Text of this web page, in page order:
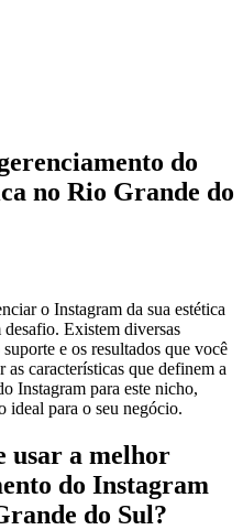
do
no Rio Grande do
o Instagram da sua estética
Existem diversas
e os resultados que você
características que definem a
Instagram para este nicho,
ideal para o seu negócio.
usar a melhor
do Instagram
do Sul?